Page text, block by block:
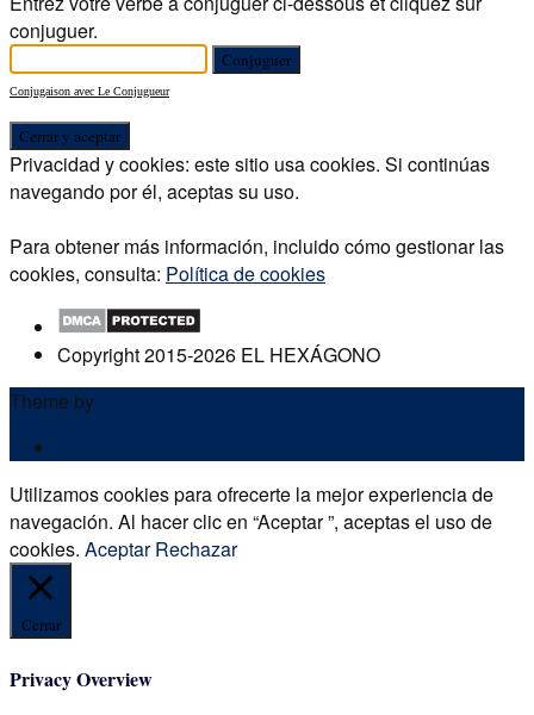
conjuguer.
Conjugaison avec Le Conjugueur
Privacidad y cookies: este sitio usa cookies. Si continúas
navegando por él, aceptas su uso.
Para obtener más información, incluido cómo gestionar las
cookies, consulta: Política de cookies
Copyright 2015-2026 EL HEXÁGONO
Theme by
Utilizamos cookies para ofrecerte la mejor experiencia de
navegación. Al hacer clic en “Aceptar ”, aceptas el uso de
cookies. Aceptar Rechazar
Cerrar
Privacy Overview